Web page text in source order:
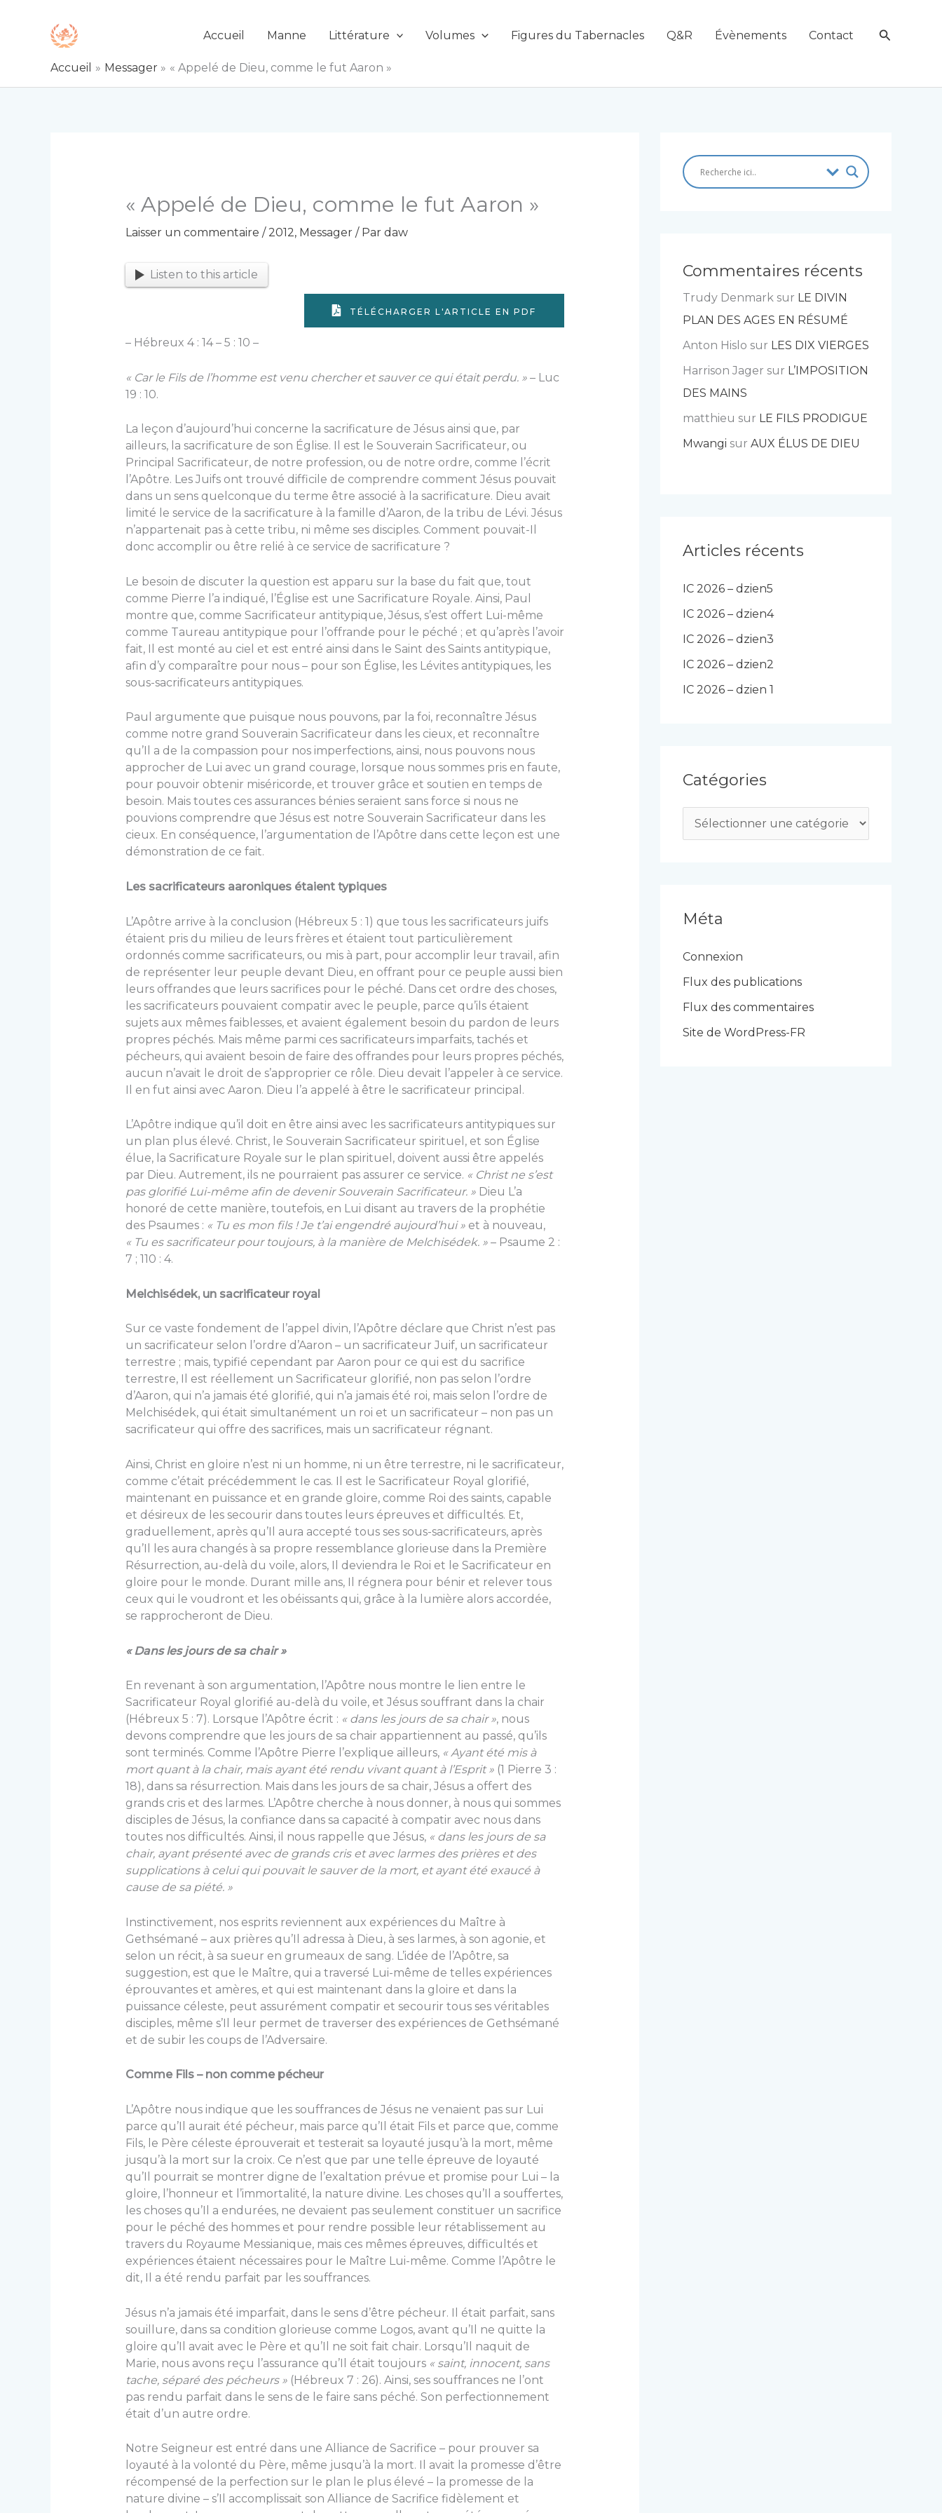
Accueil Manne Littérature Volumes Figures du Tabernacles Q&R Évènements Contact
Accueil Messager « Appelé de Dieu, comme le fut Aaron »
« Appelé de Dieu, comme le fut Aaron »
Laisser un commentaire / 2012, Messager/ Par daw
Listen to this article
TÉLÉCHARGER L'ARTICLE EN PDF
– Hébreux 4 : 14 – 5 : 10 –
« Car le Fils de l’homme est venu chercher et sauver ce qui était perdu. »– Luc
19 : 10.
La leçon d’aujourd’hui concerne la sacrificature de Jésus ainsi que, par
ailleurs, la sacrificature de son Église. Il est le Souverain Sacrificateur, ou
Principal Sacrificateur, de notre profession, ou de notre ordre, comme l’écrit
l’Apôtre. Les Juifs ont trouvé difficile de comprendre comment Jésus pouvait
dans un sens quelconque du terme être associé à la sacrificature. Dieu avait
limité le service de la sacrificature à la famille d’Aaron, de la tribu de Lévi. Jésus
n’appartenait pas à cette tribu, ni même ses disciples. Comment pouvait-Il
donc accomplir ou être relié à ce service de sacrificature ?
Le besoin de discuter la question est apparu sur la base du fait que, tout
comme Pierre l’a indiqué, l’Église est une Sacrificature Royale. Ainsi, Paul
montre que, comme Sacrificateur antitypique, Jésus, s’est offert Lui-même
comme Taureau antitypique pour l’offrande pour le péché ; et qu’après l’avoir
fait, Il est monté au ciel et est entré ainsi dans le Saint des Saints antitypique,
afin d’y comparaître pour nous – pour son Église, les Lévites antitypiques, les
sous-sacrificateurs antitypiques.
Paul argumente que puisque nous pouvons, par la foi, reconnaître Jésus
comme notre grand Souverain Sacrificateur dans les cieux, et reconnaître
qu’Il a de la compassion pour nos imperfections, ainsi, nous pouvons nous
approcher de Lui avec un grand courage, lorsque nous sommes pris en faute,
pour pouvoir obtenir miséricorde, et trouver grâce et soutien en temps de
besoin. Mais toutes ces assurances bénies seraient sans force si nous ne
pouvions comprendre que Jésus est notre Souverain Sacrificateur dans les
cieux. En conséquence, l’argumentation de l’Apôtre dans cette leçon est une
démonstration de ce fait.
Les sacrificateurs aaroniques étaient typiques
L’Apôtre arrive à la conclusion (Hébreux 5 : 1) que tous les sacrificateurs juifs
étaient pris du milieu de leurs frères et étaient tout particulièrement
ordonnés comme sacrificateurs, ou mis à part, pour accomplir leur travail, afin
de représenter leur peuple devant Dieu, en offrant pour ce peuple aussi bien
leurs offrandes que leurs sacrifices pour le péché. Dans cet ordre des choses,
les sacrificateurs pouvaient compatir avec le peuple, parce qu’ils étaient
sujets aux mêmes faiblesses, et avaient également besoin du pardon de leurs
propres péchés. Mais même parmi ces sacrificateurs imparfaits, tachés et
pécheurs, qui avaient besoin de faire des offrandes pour leurs propres péchés,
aucun n’avait le droit de s’approprier ce rôle. Dieu devait l’appeler à ce service.
Il en fut ainsi avec Aaron. Dieu l’a appelé à être le sacrificateur principal.
L’Apôtre indique qu’il doit en être ainsi avec les sacrificateurs antitypiques sur
un plan plus élevé. Christ, le Souverain Sacrificateur spirituel, et son Église
élue, la Sacrificature Royale sur le plan spirituel, doivent aussi être appelés
par Dieu. Autrement, ils ne pourraient pas assurer ce service. « Christ ne s’est
pas glorifié Lui-même afin de devenir Souverain Sacrificateur. »Dieu L’a
honoré de cette manière, toutefois, en Lui disant au travers de la prophétie
des Psaumes : « Tu es mon fils ! Je t’ai engendré aujourd’hui »et à nouveau,
« Tu es sacrificateur pour toujours, à la manière de Melchisédek. »– Psaume 2 :
7 ; 110 : 4.
Melchisédek, un sacrificateur royal
Sur ce vaste fondement de l’appel divin, l’Apôtre déclare que Christ n’est pas
un sacrificateur selon l’ordre d’Aaron – un sacrificateur Juif, un sacrificateur
terrestre ; mais, typifié cependant par Aaron pour ce qui est du sacrifice
terrestre, Il est réellement un Sacrificateur glorifié, non pas selon l’ordre
d’Aaron, qui n’a jamais été glorifié, qui n’a jamais été roi, mais selon l’ordre de
Melchisédek, qui était simultanément un roi et un sacrificateur – non pas un
sacrificateur qui offre des sacrifices, mais un sacrificateur régnant.
Ainsi, Christ en gloire n’est ni un homme, ni un être terrestre, ni le sacrificateur,
comme c’était précédemment le cas. Il est le Sacrificateur Royal glorifié,
maintenant en puissance et en grande gloire, comme Roi des saints, capable
et désireux de les secourir dans toutes leurs épreuves et difficultés. Et,
graduellement, après qu’Il aura accepté tous ses sous-sacrificateurs, après
qu’Il les aura changés à sa propre ressemblance glorieuse dans la Première
Résurrection, au-delà du voile, alors, Il deviendra le Roi et le Sacrificateur en
gloire pour le monde. Durant mille ans, Il régnera pour bénir et relever tous
ceux qui le voudront et les obéissants qui, grâce à la lumière alors accordée,
se rapprocheront de Dieu.
« Dans les jours de sa chair »
En revenant à son argumentation, l’Apôtre nous montre le lien entre le
Sacrificateur Royal glorifié au-delà du voile, et Jésus souffrant dans la chair
(Hébreux 5 : 7). Lorsque l’Apôtre écrit : « dans les jours de sa chair », nous
devons comprendre que les jours de sa chair appartiennent au passé, qu’ils
sont terminés. Comme l’Apôtre Pierre l’explique ailleurs, « Ayant été mis à
mort quant à la chair, mais ayant été rendu vivant quant à l’Esprit »(1 Pierre 3 :
18), dans sa résurrection. Mais dans les jours de sa chair, Jésus a offert des
grands cris et des larmes. L’Apôtre cherche à nous donner, à nous qui sommes
disciples de Jésus, la confiance dans sa capacité à compatir avec nous dans
toutes nos difficultés. Ainsi, il nous rappelle que Jésus, « dans les jours de sa
chair, ayant présenté avec de grands cris et avec larmes des prières et des
supplications à celui qui pouvait le sauver de la mort, et ayant été exaucé à
cause de sa piété. »
Instinctivement, nos esprits reviennent aux expériences du Maître à
Gethsémané – aux prières qu’Il adressa à Dieu, à ses larmes, à son agonie, et
selon un récit, à sa sueur en grumeaux de sang. L’idée de l’Apôtre, sa
suggestion, est que le Maître, qui a traversé Lui-même de telles expériences
éprouvantes et amères, et qui est maintenant dans la gloire et dans la
puissance céleste, peut assurément compatir et secourir tous ses véritables
disciples, même s’Il leur permet de traverser des expériences de Gethsémané
et de subir les coups de l’Adversaire.
Comme Fils – non comme pécheur
L’Apôtre nous indique que les souffrances de Jésus ne venaient pas sur Lui
parce qu’Il aurait été pécheur, mais parce qu’Il était Fils et parce que, comme
Fils, le Père céleste éprouverait et testerait sa loyauté jusqu’à la mort, même
jusqu’à la mort sur la croix. Ce n’est que par une telle épreuve de loyauté
qu’Il pourrait se montrer digne de l’exaltation prévue et promise pour Lui – la
gloire, l’honneur et l’immortalité, la nature divine. Les choses qu’Il a souffertes,
les choses qu’Il a endurées, ne devaient pas seulement constituer un sacrifice
pour le péché des hommes et pour rendre possible leur rétablissement au
travers du Royaume Messianique, mais ces mêmes épreuves, difficultés et
expériences étaient nécessaires pour le Maître Lui-même. Comme l’Apôtre le
dit, Il a été rendu parfait par les souffrances.
Jésus n’a jamais été imparfait, dans le sens d’être pécheur. Il était parfait, sans
souillure, dans sa condition glorieuse comme Logos, avant qu’Il ne quitte la
gloire qu’Il avait avec le Père et qu’Il ne soit fait chair. Lorsqu’Il naquit de
Marie, nous avons reçu l’assurance qu’Il était toujours « saint, innocent, sans
tache, séparé des pécheurs »(Hébreux 7 : 26). Ainsi, ses souffrances ne l’ont
pas rendu parfait dans le sens de le faire sans péché. Son perfectionnement
était d’un autre ordre.
Notre Seigneur est entré dans une Alliance de Sacrifice – pour prouver sa
loyauté à la volonté du Père, même jusqu’à la mort. Il avait la promesse d’être
récompensé de la perfection sur le plan le plus élevé – la promesse de la
nature divine – s’Il accomplissait son Alliance de Sacrifice fidèlement et
Commentaires récents
Trudy Denmark sur LE DIVIN
PLAN DES AGES EN RÉSUMÉ
Anton Hislo sur LES DIX VIERGES
Harrison Jager sur L’IMPOSITION
DES MAINS
matthieu sur LE FILS PRODIGUE
Mwangi sur AUX ÉLUS DE DIEU
Articles récents
IC 2026 – dzien5
IC 2026 – dzien4
IC 2026 – dzien3
IC 2026 – dzien2
IC 2026 – dzien 1
Catégories
a
r
i
Méta
Connexion
Flux des publications
Flux des commentaires
Site de WordPress-FR